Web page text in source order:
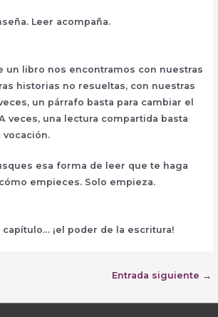
Leer acompaña.
un libro nos encontramos con nuestras
historias no resueltas, con nuestras
un párrafo basta para cambiar el
veces, una lectura compartida basta
vocación.
esa forma de leer que te haga
empieces. Solo empieza.
¡el poder de la escritura!
Entrada siguiente →